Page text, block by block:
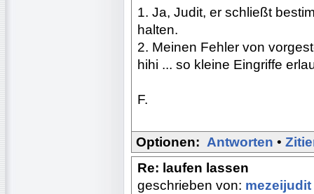
1. Ja, Judit, er schließt
halten.
2. Meinen Fehler von
hihi ... so kleine Eingriffe
F.
Optionen: Antworten •
Re: laufen lassen
geschrieben von: mezeijudit